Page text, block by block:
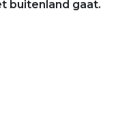
buitenland gaat.